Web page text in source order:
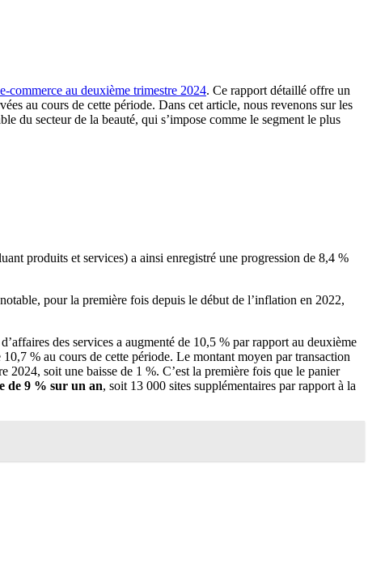
commerce au deuxième trimestre 2024. Ce rapport détaillé offre un
au cours de cette période. Dans cet article, nous revenons sur les
du secteur de la beauté, qui s’impose comme le segment le plus
produits et services) a ainsi enregistré une progression de 8,4 %
pour la première fois depuis le début de l’inflation en 2022,
des services a augmenté de 10,5 % par rapport au deuxième
% au cours de cette période. Le montant moyen par transaction
2024, soit une baisse de 1 %. C’est la première fois que le panier
de 9 % sur un an, soit 13 000 sites supplémentaires par rapport à la